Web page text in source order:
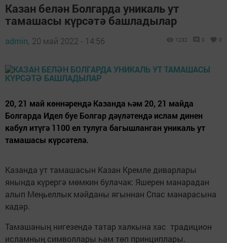
Казан белән Болгарда уникаль ут
тамашасы күрсәтә башладылар
admin, 20 май 2022 - 14:56 1232 0 0
20, 21 май көннәрендә Казанда һәм 20, 21 майда
Болгарда Идел буе Болгар дәүләтендә ислам динен
кабул итүгә 1100 ел тулуга багышланган уникаль ут
тамашасы күрсәтелә.
Казанда ут тамашасын Казан Кремле диварлары
янында күрергә мөмкин булачак: Яшерен манарадан
алып Меңьеллык мәйданы ягыннан Спас манарасына
кадәр.
Тамашаның нигезендә татар халкына хас традицион
исламның символлары һәм төп принциплары.